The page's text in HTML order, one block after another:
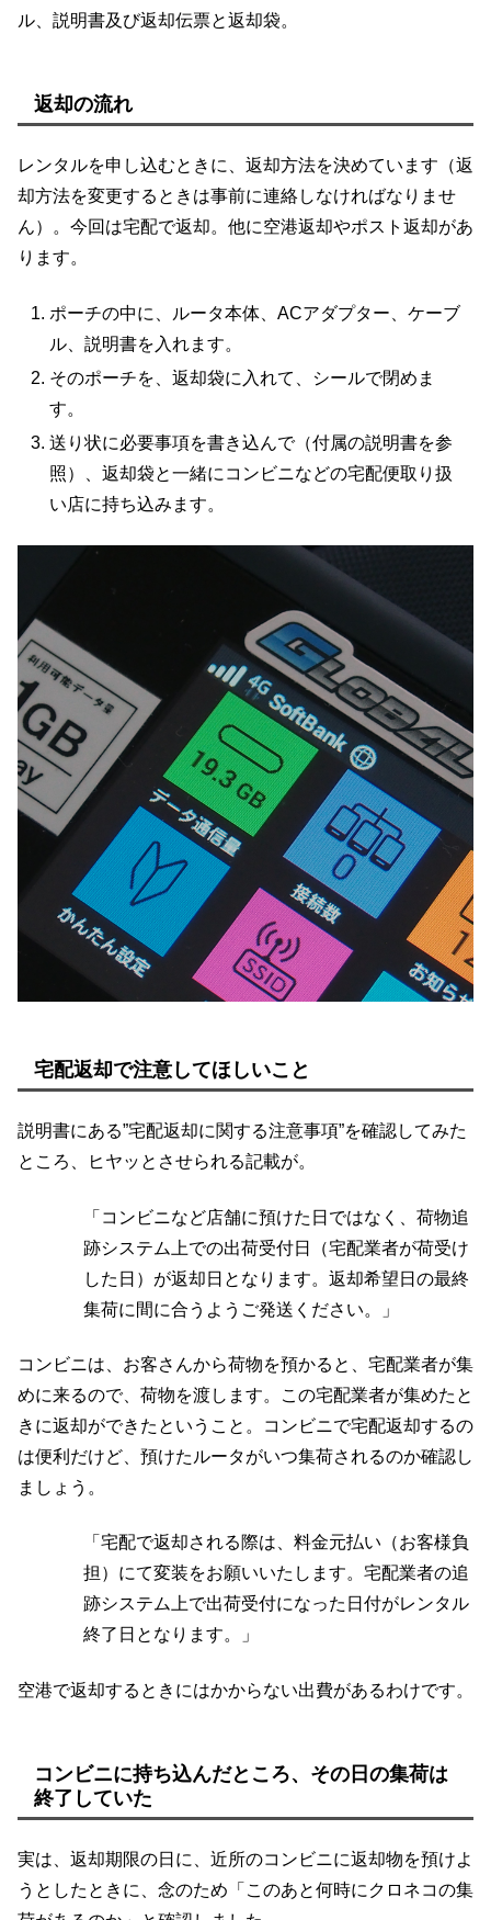
ル、説明書及び返却伝票と返却袋。
返却の流れ
レンタルを申し込むときに、返却方法を決めています（返
却方法を変更するときは事前に連絡しなければなりませ
ん）。今回は宅配で返却。他に空港返却やポスト返却があ
ります。
ポーチの中に、ルータ本体、ACアダプター、ケーブ
ル、説明書を入れます。
そのポーチを、返却袋に入れて、シールで閉めま
す。
送り状に必要事項を書き込んで（付属の説明書を参
照）、返却袋と一緒にコンビニなどの宅配便取り扱
い店に持ち込みます。
宅配返却で注意してほしいこと
説明書にある”宅配返却に関する注意事項”を確認してみた
ところ、ヒヤッとさせられる記載が。
「コンビニなど店舗に預けた日ではなく、荷物追
跡システム上での出荷受付日（宅配業者が荷受け
した日）が返却日となります。返却希望日の最終
集荷に間に合うようご発送ください。」
コンビニは、お客さんから荷物を預かると、宅配業者が集
めに来るので、荷物を渡します。この宅配業者が集めたと
きに返却ができたということ。コンビニで宅配返却するの
は便利だけど、預けたルータがいつ集荷されるのか確認し
ましょう。
「宅配で返却される際は、料金元払い（お客様負
担）にて変装をお願いいたします。宅配業者の追
跡システム上で出荷受付になった日付がレンタル
終了日となります。」
空港で返却するときにはかからない出費があるわけです。
コンビニに持ち込んだところ、その日の集荷は
終了していた
実は、返却期限の日に、近所のコンビニに返却物を預けよ
うとしたときに、念のため「このあと何時にクロネコの集